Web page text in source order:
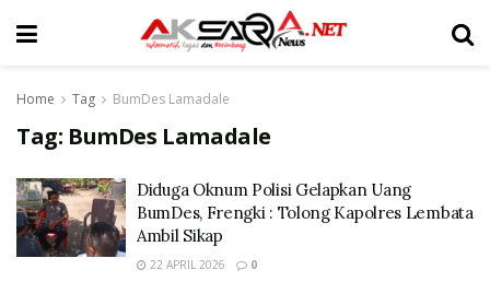
Home Tag BumDes Lamadale
Tag: BumDes Lamadale
Diduga Oknum Polisi Gelapkan Uang
BumDes, Frengki : Tolong Kapolres Lembata
Ambil Sikap
22 APRIL 2026 0